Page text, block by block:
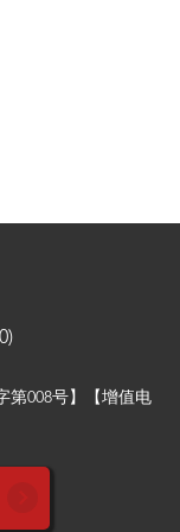
第008号】【增值电